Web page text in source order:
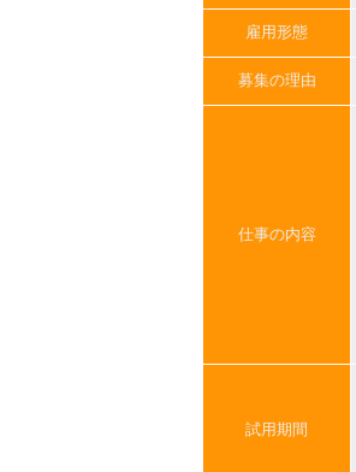
雇用形態
募集の理由
仕事の内容
試用期間